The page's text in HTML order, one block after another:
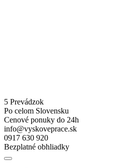
5 Prevádzok
Po celom Slovensku
Cenové ponuky do 24h
info@vyskoveprace.sk
0917 630 920
Bezplatné obhliadky